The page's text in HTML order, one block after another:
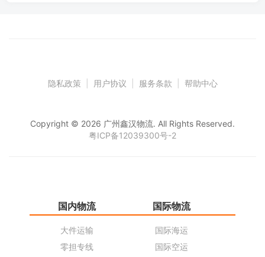
隐私政策 用户协议 服务条款 帮助中心
Copyright © 2026 广州鑫汉物流. All Rights Reserved.
粤ICP备12039300号-2
国内物流
大件运输
零担专线
国际物流
国际海运
国际空运